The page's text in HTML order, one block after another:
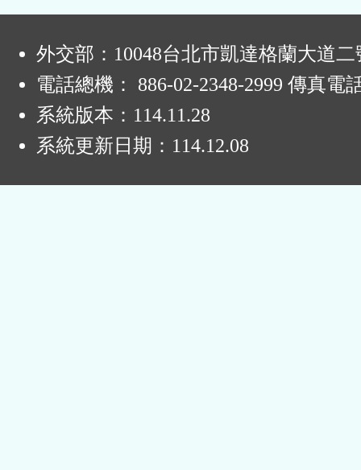
外交部：10048台北市凱達格蘭大道二
電話總機： 886-02-2348-2999 傳真電
系統版本： 114.11.28
系統更新日期： 114.12.08